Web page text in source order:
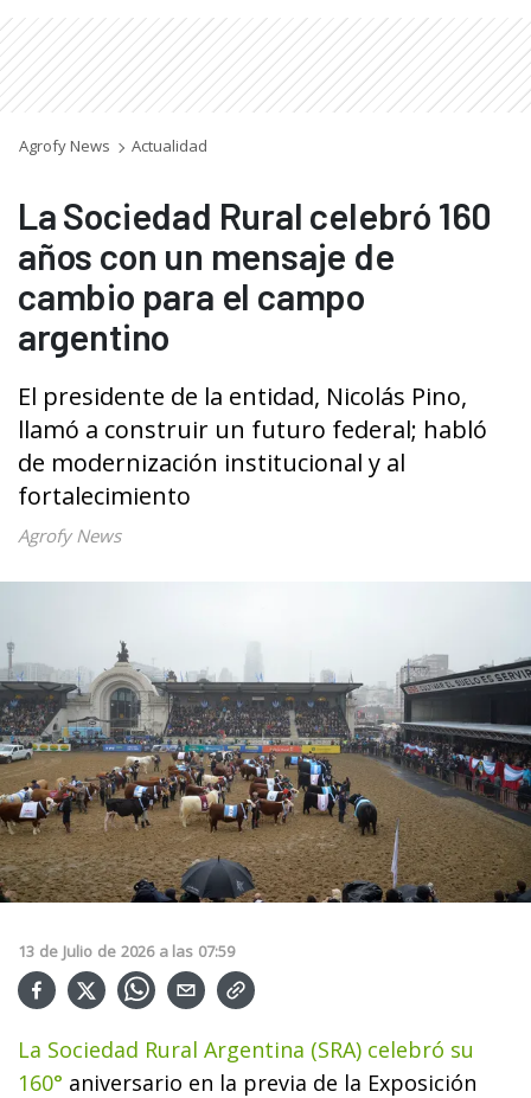
Agrofy News Actualidad
La Sociedad Rural celebró 160
años con un mensaje de
cambio para el campo
argentino
El presidente de la entidad, Nicolás Pino,
llamó a construir un futuro federal; habló
de modernización institucional y al
fortalecimiento
Agrofy News
13 de Julio de 2026 a las 07:59
La Sociedad Rural Argentina (SRA) celebró su
160° aniversario en la previa de la Exposición